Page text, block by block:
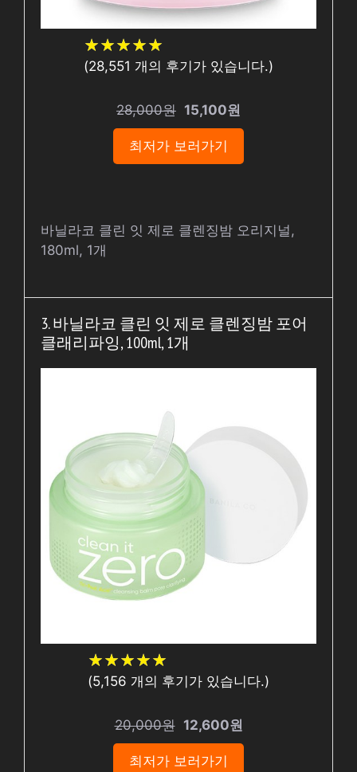
★★★★★
★★★★★
(28,551 개의 후기가 있습니다.)
28,000원 15,100원
최저가 보러가기
바닐라코 클린 잇 제로 클렌징밤 오리지널,
180ml, 1개
3. 바닐라코 클린 잇 제로 클렌징밤 포어
클래리파잉, 100ml, 1개
★★★★★
★★★★★
(5,156 개의 후기가 있습니다.)
20,000원 12,600원
최저가 보러가기